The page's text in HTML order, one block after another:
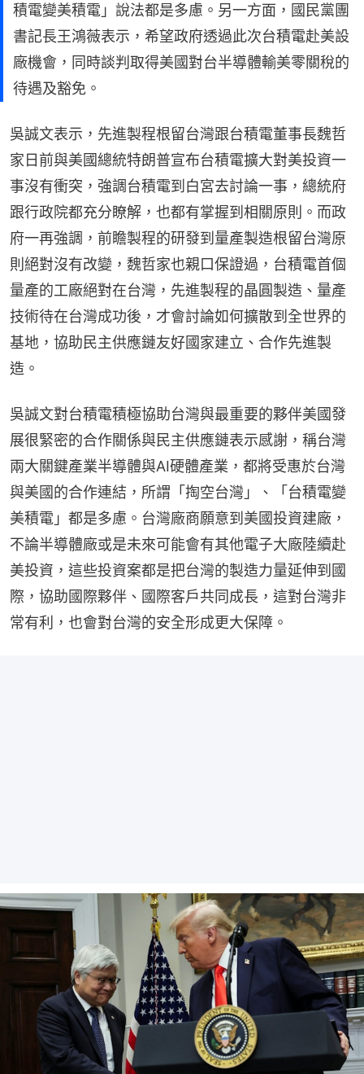
積電變美積電」說法都是多慮。另一方面，國民黨團
書記長王鴻薇表示，希望政府透過此次台積電赴美設
廠機會，同時談判取得美國對台半導體輸美零關稅的
待遇及豁免。
吳誠文表示，先進製程根留台灣跟台積電董事長魏哲
家日前與美國總統特朗普宣布台積電擴大對美投資一
事沒有衝突，強調台積電到白宮去討論一事，總統府
跟行政院都充分瞭解，也都有掌握到相關原則。而政
府一再強調，前瞻製程的研發到量產製造根留台灣原
則絕對沒有改變，魏哲家也親口保證過，台積電首個
量產的工廠絕對在台灣，先進製程的晶圓製造、量產
技術待在台灣成功後，才會討論如何擴散到全世界的
基地，協助民主供應鏈友好國家建立、合作先進製
造。
吳誠文對台積電積極協助台灣與最重要的夥伴美國發
展很緊密的合作關係與民主供應鏈表示感謝，稱台灣
兩大關鍵產業半導體與AI硬體產業，都將受惠於台灣
與美國的合作連結，所謂「掏空台灣」、「台積電變
美積電」都是多慮。台灣廠商願意到美國投資建廠，
不論半導體廠或是未來可能會有其他電子大廠陸續赴
美投資，這些投資案都是把台灣的製造力量延伸到國
際，協助國際夥伴、國際客戶共同成長，這對台灣非
常有利，也會對台灣的安全形成更大保障。